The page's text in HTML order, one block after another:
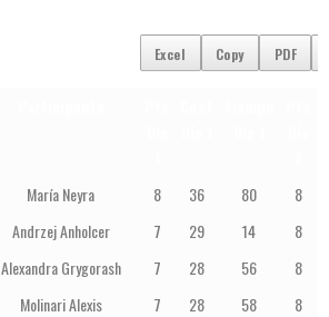
Excel Copy PDF
María Neyra 8 36 80
8
Andrzej Anholcer 7 29 14
8
Alexandra Grygorash 7 28 56
8
Molinari Alexis 7 28 58
8